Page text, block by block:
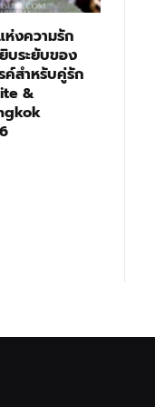
งความรัก
บระยับของ
ค์สำหรับคู่รัก
&